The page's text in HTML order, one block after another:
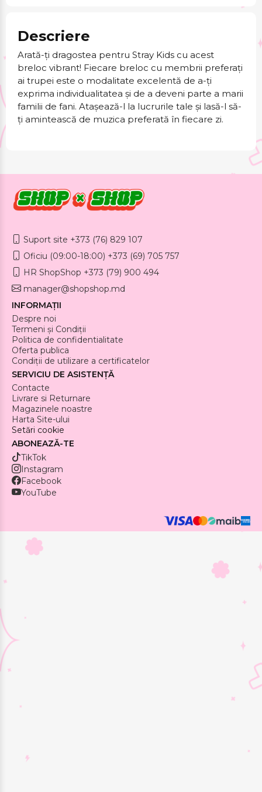
Descriere
Arată-ți dragostea pentru Stray Kids cu acest
breloc vibrant! Fiecare breloc cu membrii preferați
ai trupei este o modalitate excelentă de a-ți
exprima individualitatea și de a deveni parte a marii
familii de fani. Atașează-l la lucrurile tale și lasă-l să-
ți amintească de muzica preferată în fiecare zi.
Suport site +373 (76) 829 107
Oficiu (09:00-18:00) +373 (69) 705 757
HR ShopShop +373 (79) 900 494
manager@shopshop.md
INFORMAȚII
Despre noi
Termeni și Condiții
Politica de confidentialitate
Oferta publica
Condiții de utilizare a certificatelor
SERVICIU DE ASISTENȚĂ
Contacte
Livrare si Returnare
Magazinele noastre
Harta Site-ului
Setări cookie
ABONEAZĂ-TE
TikTok
Instagram
Facebook
YouTube